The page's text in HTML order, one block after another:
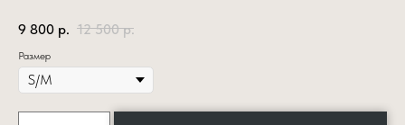
9 800 р. 12 500 р.
Размер